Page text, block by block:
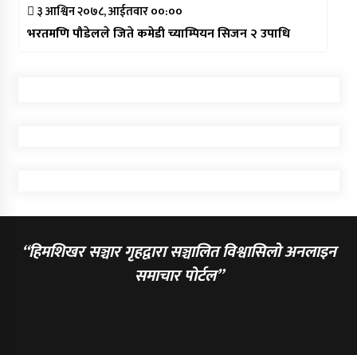
३ आश्विन २०७८, आईतवार ००:००
भरतमणि पौडेलले जिते कमेडी च्याम्पियन सिजन २ उपाधि
“हिमशिखर सञ्चार गृहद्वारा सञ्चालित विश्वासिलो अनलाइन
समाचार पोर्टल”